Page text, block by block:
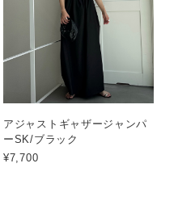
アジャストギャザージャンパ
ーSK/ブラック
¥7,700